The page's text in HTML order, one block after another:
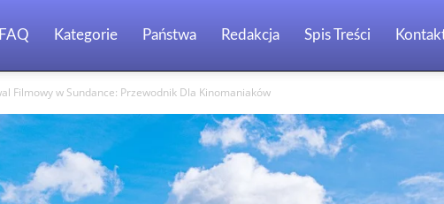
FAQ Kategorie Państwa Redakcja Spis Treści
Filmowy w Sundance: Przewodnik Dla Kinomaniaków